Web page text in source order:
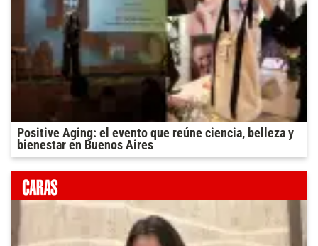
Positive Aging: el evento que reúne ciencia, belleza y
bienestar en Buenos Aires